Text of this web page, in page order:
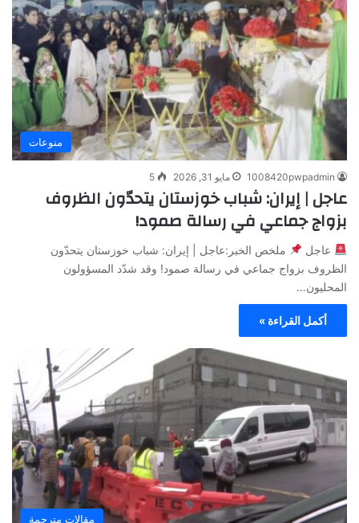
منوعات
1008420pwpadmin مايو 31, 2026 5
عاجل | إيران: شباب خوزستان يتحدّون الظروف
بزواج جماعي في رسالة صمود!
عاجل
ملخص الخبر:عاجل | إيران: شباب خوزستان يتحدّون
الظروف بزواج جماعي في رسالة صمود! وقد شدّد المسؤولون
المحليون…
أكمل القراءة »
مقالات مترجمة